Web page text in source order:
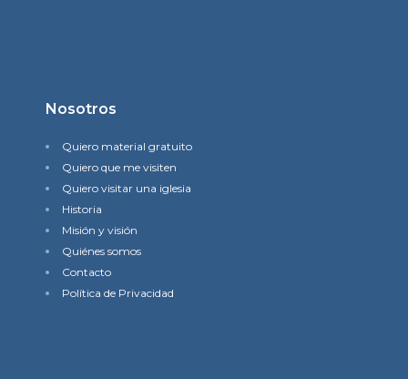
Nosotros
Quiero material gratuito
Quiero que me visiten
Quiero visitar una iglesia
Historia
Misión y visión
Quiénes somos
Contacto
Política de Privacidad